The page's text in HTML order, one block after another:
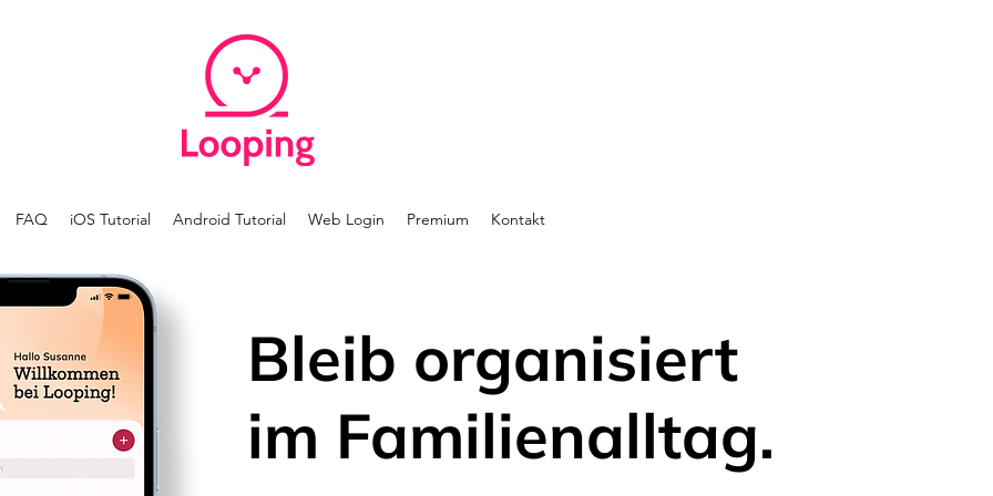
FAQ iOS Tutorial Android Tutorial Web Login Premium Kontakt
Bleib organisiert
im Familienalltag.